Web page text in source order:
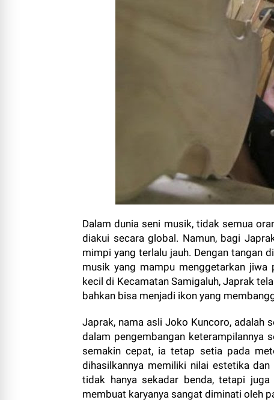
Dalam dunia seni musik, tidak semua
diakui secara global. Namun, bagi
mimpi yang terlalu jauh. Dengan tangan
musik yang mampu menggetarkan
kecil di Kecamatan Samigaluh, Japrak
bahkan bisa menjadi ikon yang
Japrak, nama asli Joko Kuncoro, adalah
dalam pengembangan keterampilannya
semakin cepat, ia tetap setia pada
dihasilkannya memiliki nilai estetika
tidak hanya sekadar benda, tetapi
membuat karyanya sangat diminati oleh